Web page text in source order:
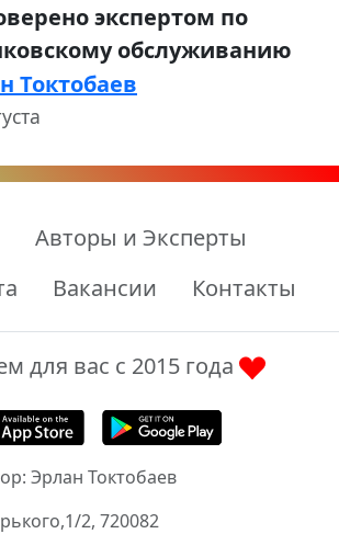
экспертом по
обслуживанию
Токтобаев
Авторы и Эксперты
Вакансии Контакты
для вас с 2015 года
Эрлан Токтобаев
2, 720082